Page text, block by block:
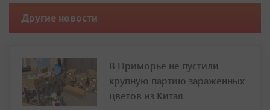
Другие новости
В Приморье не пустили
крупную партию зараженных
цветов из Китая